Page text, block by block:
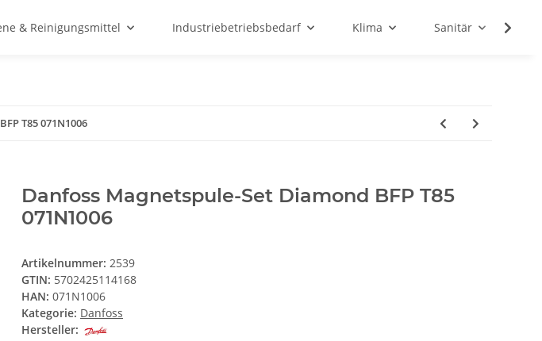
& Reinigungsmittel Industriebetriebsbedarf Klima Sanitär
T85 071N1006
Danfoss Magnetspule-Set Diamond BFP T85
071N1006
Artikelnummer: 2539
GTIN: 5702425114168
HAN: 071N1006
Kategorie: Danfoss
Hersteller: